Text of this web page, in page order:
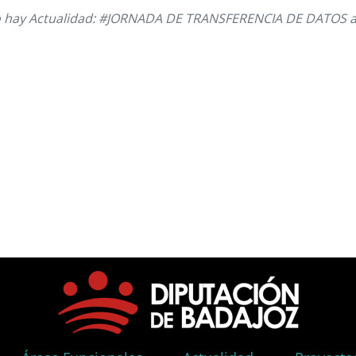
Actualidad: #JORNADA DE TRANSFERENCIA DE DATOS